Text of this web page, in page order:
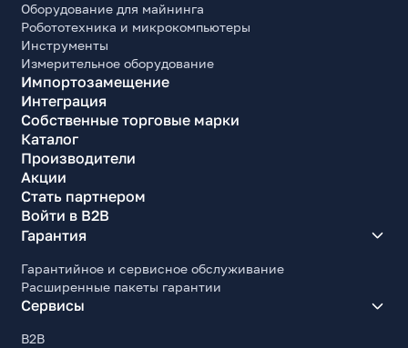
Оборудование для майнинга
Робототехника и микрокомпьютеры
Инструменты
Измерительное оборудование
Импортозамещение
Интеграция
Собственные торговые марки
Каталог
Производители
Акции
Стать партнером
Войти в B2B
Гарантия
Гарантийное и сервисное обслуживание
Расширенные пакеты гарантии
Сервисы
B2B